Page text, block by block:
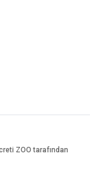
ZOO tarafından